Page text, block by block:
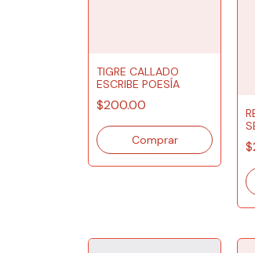
TIGRE CALLADO
ESCRIBE POESÍA
$200.00